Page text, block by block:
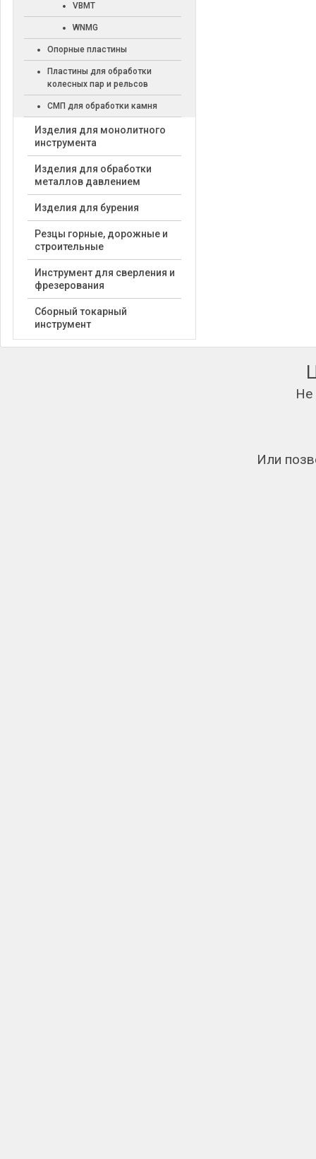
VBMT
WNMG
Опорные пластины
Пластины для обработки
колесных пар и рельсов
СМП для обработки камня
Изделия для монолитного
инструмента
Изделия для обработки
металлов давлением
Изделия для бурения
Резцы горные, дорожные и
строительные
Инструмент для сверления и
фрезерования
Сборный токарный
инструмент
Не
Или